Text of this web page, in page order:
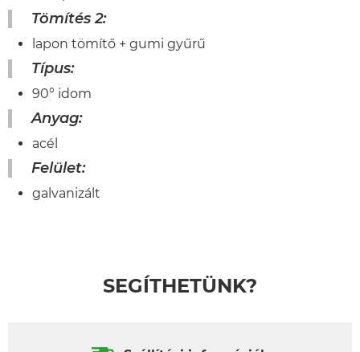
Tömítés 2:
lapon tömítő + gumi gyűrű
Típus:
90° idom
Anyag:
acél
Felület:
galvanizált
SEGÍTHETÜNK?